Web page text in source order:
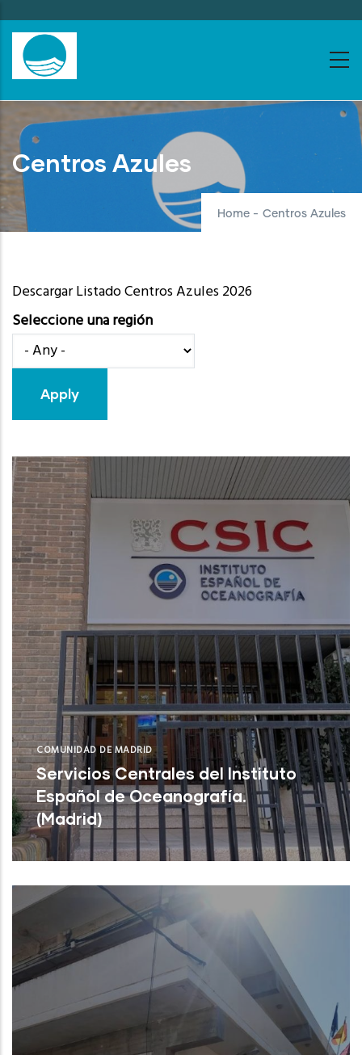
to
main
content
Centros Azules
Home - Centros Azules
Descargar Listado Centros Azules 2026
Seleccione una región
COMUNIDAD DE MADRID
Servicios Centrales del Instituto
Español de Oceanografía.
(Madrid)
Servicios Centrales del Instituto Español
de Oceanografía. (Madrid)NUEVO